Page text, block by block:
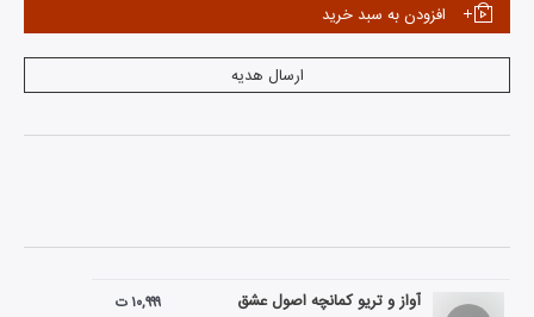
افزودن به سبد خرید
ارسال هدیه
آواز و تریو کمانچه اصول عشق ۱۰,۹۹۹ ت